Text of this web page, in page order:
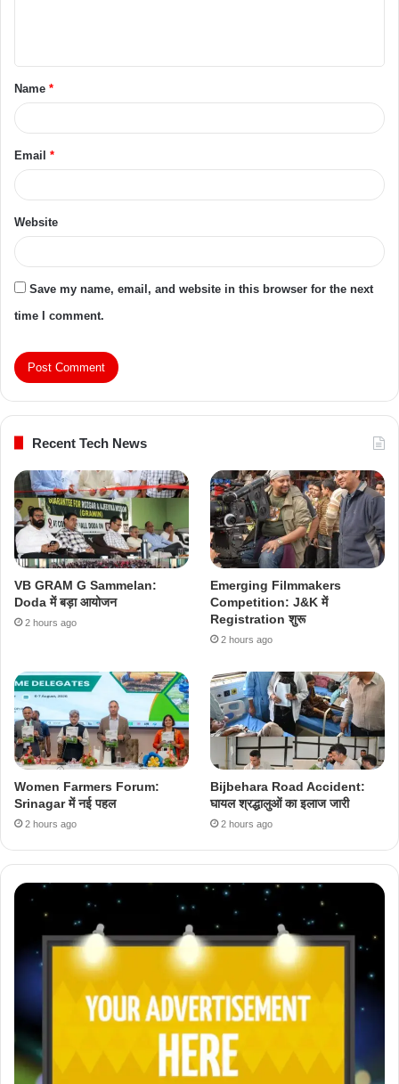
Name *
Email *
Website
Save my name, email, and website in this browser for the next
time I comment.
Recent Tech News
VB GRAM G Sammelan:
Doda में बड़ा आयोजन
2 hours ago
Emerging Filmmakers
Competition: J&K में
Registration शुरू
2 hours ago
Women Farmers Forum:
Srinagar में नई पहल
2 hours ago
Bijbehara Road Accident:
घायल श्रद्धालुओं का इलाज जारी
2 hours ago